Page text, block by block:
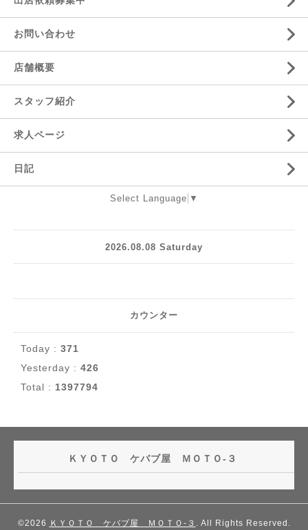
お問い合わせ
店舗概要
スタッフ紹介
求人ページ
日記
Select Language ▼
2026.08.08 Saturday
カウンター
Today : 371
Yesterday : 426
Total : 1397794
ＫＹＯＴＯ ケバブ屋 ＭＯＴＯ-３
©2026 ＫＹＯＴＯ ケバブ屋 ＭＯＴＯ-３ . All Rights Reserved.